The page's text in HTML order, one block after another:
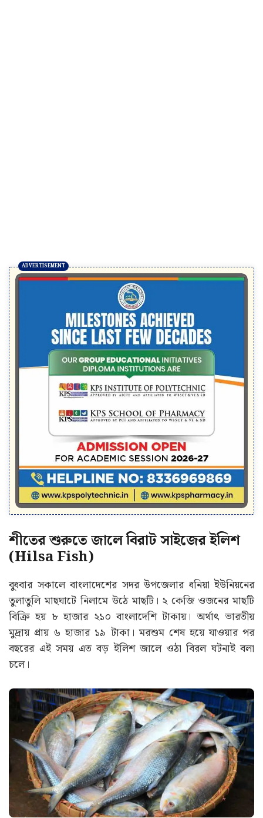
শীতের শুরুতে জালে বিরাট সাইজের ইলিশ
(Hilsa Fish)
বুধবার সকালে বাংলাদেশের সদর উপজেলার ধনিয়া ইউনিয়নের
তুলাতুলি মাছঘাটে নিলামে উঠে মাছটি। ২ কেজি ওজনের মাছটি
বিক্রি হয় ৮ হাজার ২১০ বাংলাদেশি টাকায়। অর্থাৎ ভারতীয়
মুদ্রায় প্রায় ৬ হাজার ১৯ টাকা। মরশুম শেষ হয়ে যাওয়ার পর
বছরের এই সময় এত বড় ইলিশ জালে ওঠা বিরল ঘটনাই বলা
চলে।